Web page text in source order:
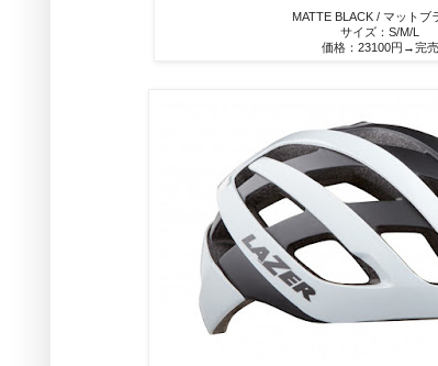
MATTE BLACK / マットブ
サイズ：S/M/L
価格：23100円→完売